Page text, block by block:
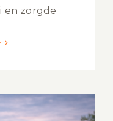
en zorgde